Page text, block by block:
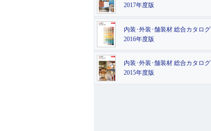
2017年度版
内装･外装･舗装材 総合カタログ
2016年度版
内装･外装･舗装材 総合カタログ
2015年度版